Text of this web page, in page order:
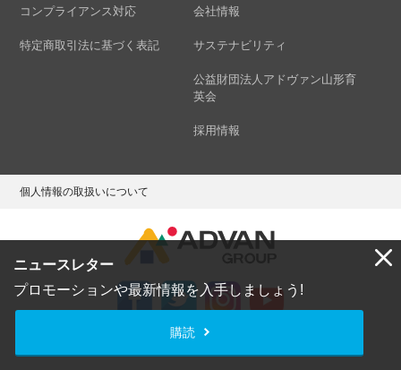
ニュースレター
プロモーションや最新情報を入手しましょう!
購読
コンプライアンス対応
特定商取引法に基づく表記
会社情報
サステナビリティ
公益財団法人アドヴァン山形育
英会
採用情報
個人情報の取扱いについて